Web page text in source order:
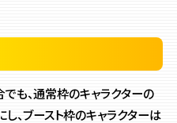
も、通常枠のキャラクターの
、ブースト枠のキャラクターは